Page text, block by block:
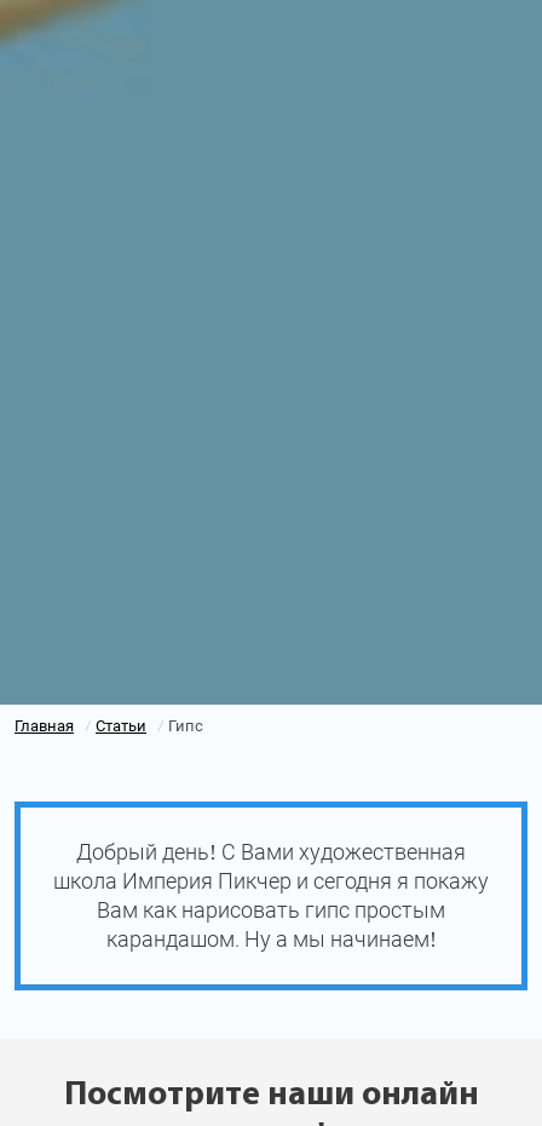
Главная / Статьи / Гипс
Добрый день! С Вами художественная
школа Империя Пикчер и сегодня я покажу
Вам как нарисовать гипс простым
карандашом. Ну а мы начинаем!
Посмотрите наши онлайн